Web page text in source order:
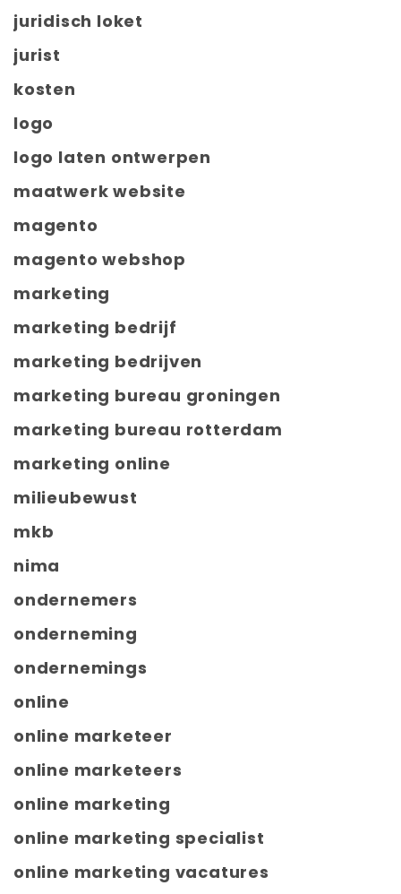
juridisch loket
jurist
kosten
logo
logo laten ontwerpen
maatwerk website
magento
magento webshop
marketing
marketing bedrijf
marketing bedrijven
marketing bureau groningen
marketing bureau rotterdam
marketing online
milieubewust
mkb
nima
ondernemers
onderneming
ondernemings
online
online marketeer
online marketeers
online marketing
online marketing specialist
online marketing vacatures